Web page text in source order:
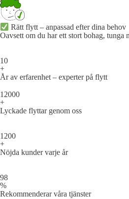
Rätt flytt – anpassad efter dina behov
Oavsett om du har ett stort bohag,
10
+
År av erfarenhet – experter på flytt
12000
+
Lyckade flyttar genom oss
1200
+
Nöjda kunder varje år
98
%
Rekommenderar våra tjänster